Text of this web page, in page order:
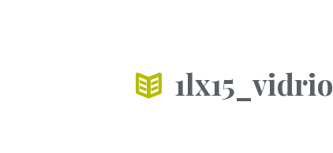
1lx15_vidrio